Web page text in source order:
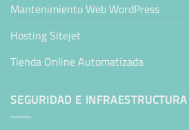
Mantenimiento Web WordPress
Hosting Sitejet
Tienda Online Automatizada
SEGURIDAD E